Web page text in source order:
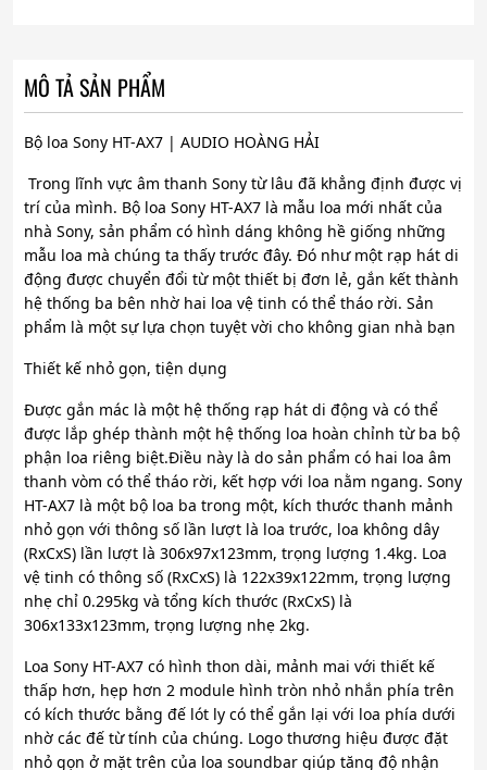
MÔ TẢ SẢN PHẨM
Bộ loa Sony HT-AX7 | AUDIO HOÀNG HẢI
Trong lĩnh vực âm thanh Sony từ lâu đã khẳng định được vị
trí của mình. Bộ loa Sony HT-AX7 là mẫu loa mới nhất của
nhà Sony, sản phẩm có hình dáng không hề giống những
mẫu loa mà chúng ta thấy trước đây. Đó như một rạp hát di
động được chuyển đổi từ một thiết bị đơn lẻ, gắn kết thành
hệ thống ba bên nhờ hai loa vệ tinh có thể tháo rời. Sản
phẩm là một sự lựa chọn tuyệt vời cho không gian nhà bạn
Thiết kế nhỏ gọn, tiện dụng
Được gắn mác là một hệ thống rạp hát di động và có thể
được lắp ghép thành một hệ thống loa hoàn chỉnh từ ba bộ
phận loa riêng biệt.Điều này là do sản phẩm có hai loa âm
thanh vòm có thể tháo rời, kết hợp với loa nằm ngang. Sony
HT-AX7 là một bộ loa ba trong một, kích thước thanh mảnh
nhỏ gọn với thông số lần lượt là loa trước, loa không dây
(RxCxS) lần lượt là 306x97x123mm, trọng lượng 1.4kg. Loa
vệ tinh có thông số (RxCxS) là 122x39x122mm, trọng lượng
nhẹ chỉ 0.295kg và tổng kích thước (RxCxS) là
306x133x123mm, trọng lượng nhẹ 2kg.
Loa Sony HT-AX7 có hình thon dài, mảnh mai với thiết kế
thấp hơn, hẹp hơn 2 module hình tròn nhỏ nhắn phía trên
có kích thước bằng đế lót ly có thể gắn lại với loa phía dưới
nhờ các đế từ tính của chúng. Logo thương hiệu được đặt
nhỏ gọn ở mặt trên của loa soundbar giúp tăng độ nhận